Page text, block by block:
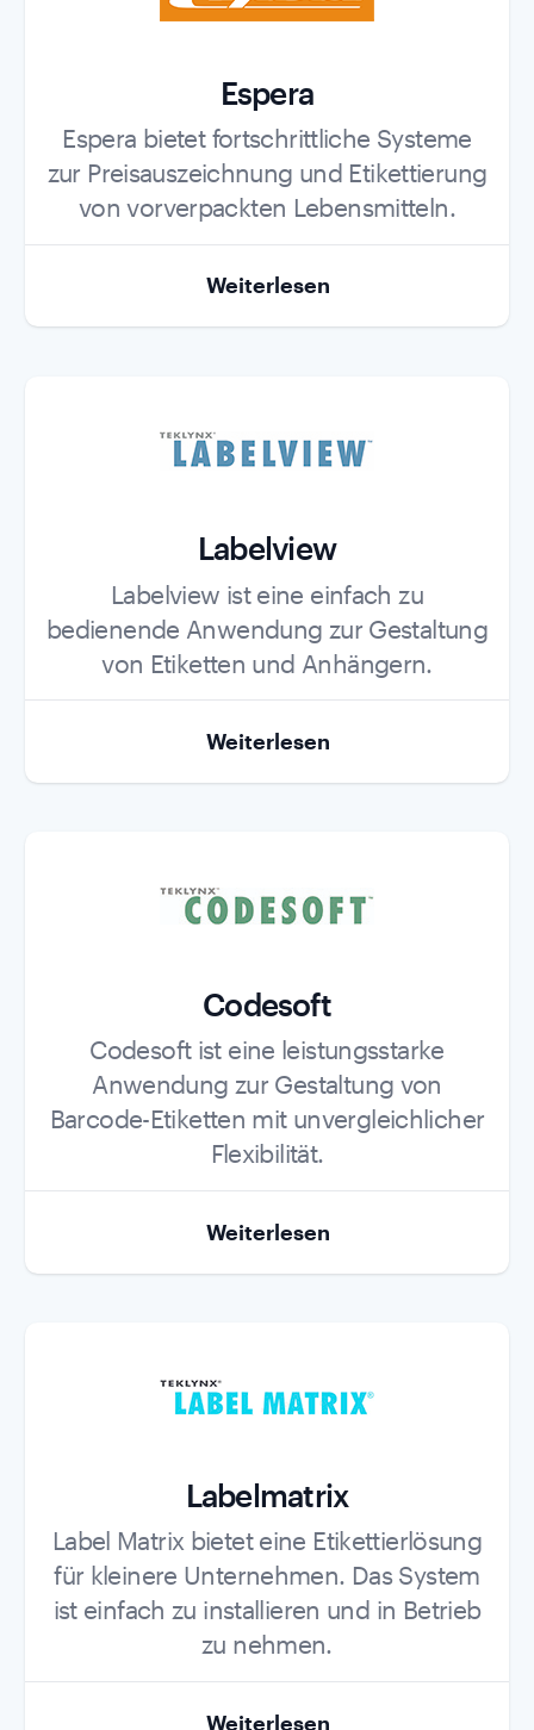
Espera
Espera bietet fortschrittliche Systeme
zur Preisauszeichnung und Etikettierung
von vorverpackten Lebensmitteln.
Role
Weiterlesen
Labelview
Labelview ist eine einfach zu
bedienende Anwendung zur Gestaltung
von Etiketten und Anhängern.
Weiterlesen
Codesoft
Codesoft ist eine leistungsstarke
Anwendung zur Gestaltung von
Barcode-Etiketten mit unvergleichlicher
Flexibilität.
Role
Weiterlesen
Labelmatrix
Label Matrix bietet eine Etikettierlösung
für kleinere Unternehmen. Das System
ist einfach zu installieren und in Betrieb
zu nehmen.
Role
Weiterlesen